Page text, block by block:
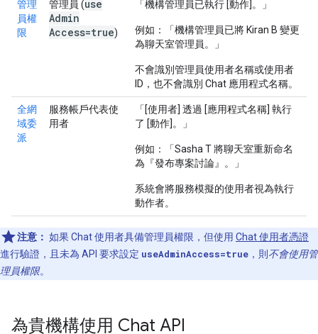
管理
員權
限
管理員 (use
Admin
Access=true)
「機構管理員已執行 [動作]。」
例如：「機構管理員已將 Kiran B 變更
為聊天室管理員。」
不會識別管理員使用者名稱或使用者
ID，也不會識別 Chat 應用程式名稱。
全網
域委
派
服務帳戶代表使
用者
「[使用者] 透過 [應用程式名稱] 執行
了 [動作]。」
例如：「Sasha T 將聊天室重新命名
為『發布專案討論』。」
系統會將服務模擬的使用者視為執行
動作者。
注意： 如果 Chat 使用者具備管理員權限，但使用 Chat 使用者憑證
進行驗證，且未為 API 要求設定 useAdminAccess=true ，則 不會使用管
理員權限。
為貴機構使用 Chat API